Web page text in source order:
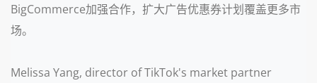
BigCommerce加强合作，扩大广告优惠券计划覆盖更多市
场。
Melissa Yang, director of TikTok's market partner